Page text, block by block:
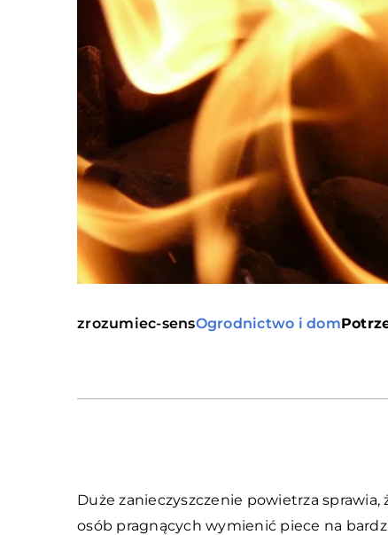
zrozumiec-sensOgrodnictwo i dom
Duże zanieczyszczenie powietrza
osób pragnących wymienić piece na